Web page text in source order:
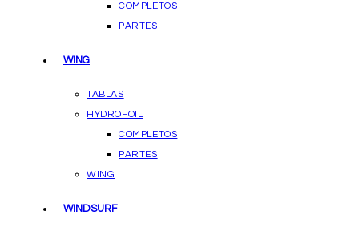
COMPLETOS
PARTES
WING
TABLAS
HYDROFOIL
COMPLETOS
PARTES
WING
WINDSURF